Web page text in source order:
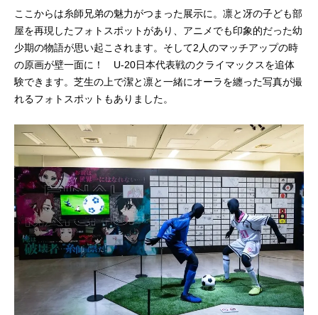
ここからは糸師兄弟の魅力がつまった展示に。凛と冴の子ども部
屋を再現したフォトスポットがあり、アニメでも印象的だった幼
少期の物語が思い起こされます。そして2人のマッチアップの時
の原画が壁一面に！ U-20日本代表戦のクライマックスを追体
験できます。芝生の上で潔と凛と一緒にオーラを纏った写真が撮
れるフォトスポットもありました。